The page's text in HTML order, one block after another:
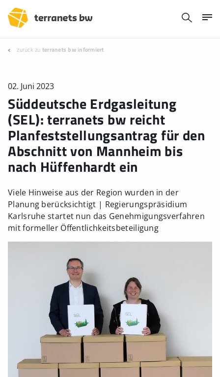
zurück zu terranets bw informiert
02. Juni 2023
Süddeutsche Erdgasleitung
(SEL): terranets bw reicht
Planfeststellungsantrag für den
Abschnitt von Mannheim bis
nach Hüffenhardt ein
Viele Hinweise aus der Region wurden in der
Planung berücksichtigt | Regierungspräsidium
Karlsruhe startet nun das Genehmigungsverfahren
mit formeller Öffentlichkeitsbeteiligung